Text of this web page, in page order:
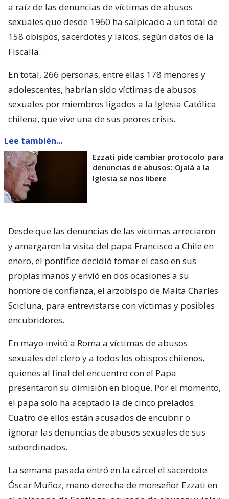
a raíz de las denuncias de víctimas de abusos
sexuales que desde 1960 ha salpicado a un total de
158 obispos, sacerdotes y laicos, según datos de la
Fiscalía.
En total, 266 personas, entre ellas 178 menores y
adolescentes, habrían sido víctimas de abusos
sexuales por miembros ligados a la Iglesia Católica
chilena, que vive una de sus peores crisis.
Lee también...
Ezzati pide cambiar protocolo para
denuncias de abusos: Ojalá a la
Iglesia se nos libere
Desde que las denuncias de las víctimas arreciaron
y amargaron la visita del papa Francisco a Chile en
enero, el pontífice decidió tomar el caso en sus
propias manos y envió en dos ocasiones a su
hombre de confianza, el arzobispo de Malta Charles
Scicluna, para entrevistarse con víctimas y posibles
encubridores.
En mayo invitó a Roma a víctimas de abusos
sexuales del clero y a todos los obispos chilenos,
quienes al final del encuentro con el Papa
presentaron su dimisión en bloque. Por el momento,
el papa solo ha aceptado la de cinco prelados.
Cuatro de ellos están acusados de encubrir o
ignorar las denuncias de abusos sexuales de sus
subordinados.
La semana pasada entró en la cárcel el sacerdote
Óscar Muñoz, mano derecha de monseñor Ezzati en